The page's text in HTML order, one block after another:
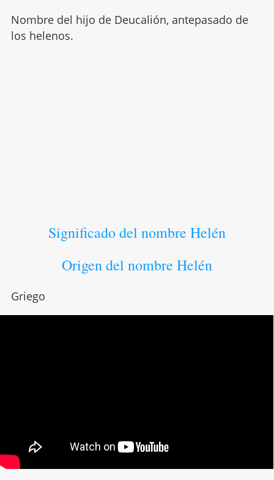
Nombre del hijo de Deucalión, antepasado de
los helenos.
Significado del nombre Helén
Origen del nombre Helén
Griego